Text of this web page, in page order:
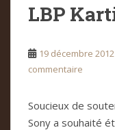
LBP
19 décembre 2012
commentaire
Soucieux de
Sony a souhaité